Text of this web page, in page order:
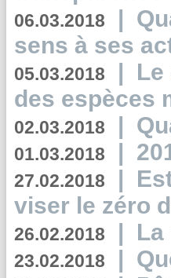
06.03.2018 |
sens à ses
05.03.2018 | Le
des espèces
02.03.2018 |
01.03.2018 |
27.02.2018 |
viser le zéro
26.02.2018 |
23.02.2018 |